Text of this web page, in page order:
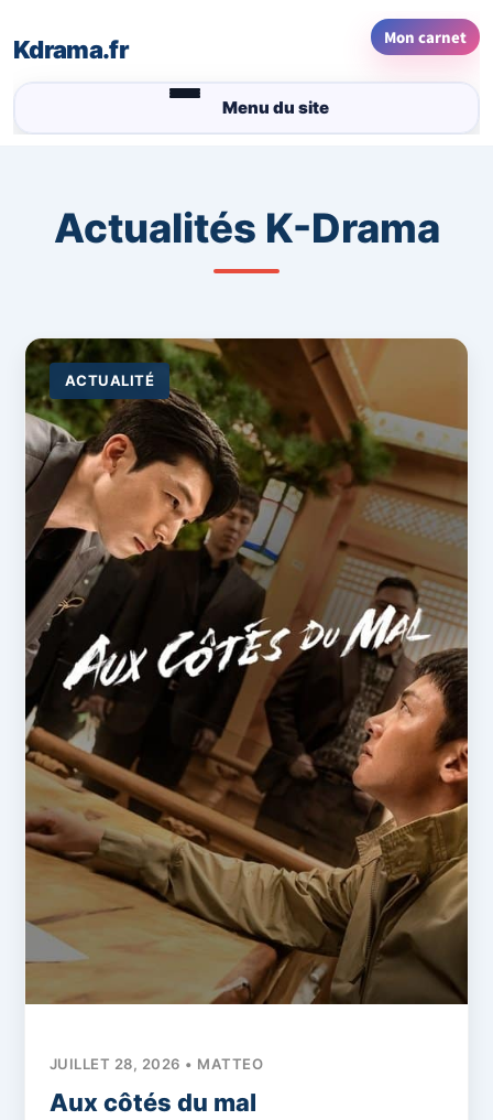
Mon carnet
Actualités K-Drama
ACTUALITÉ
JUILLET 28, 2026 • MATTEO
Aux côtés du mal